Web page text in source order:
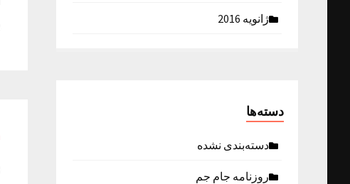
ژانویه 2016
دسته‌ها
دسته‌بندی نشده
روزنامه جام جم